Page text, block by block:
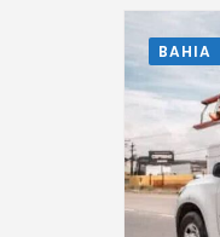
BAHIA